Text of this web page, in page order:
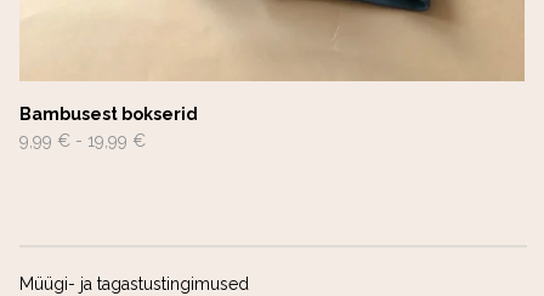
Bambusest bokserid
9,99 € - 19,99 €
Müügi- ja tagastustingimused